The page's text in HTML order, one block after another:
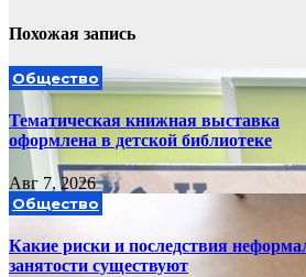
Похожая запись
Общество
Тематическая книжная выставка
оформлена в детской библиотеке
Авг 7, 2026
Общество
Какие риски и последствия
занятости существуют